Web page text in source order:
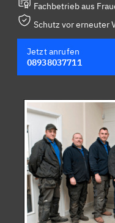
Fachbetrieb aus
Schutz vor erneuter
Jetzt anrufen
08938037711